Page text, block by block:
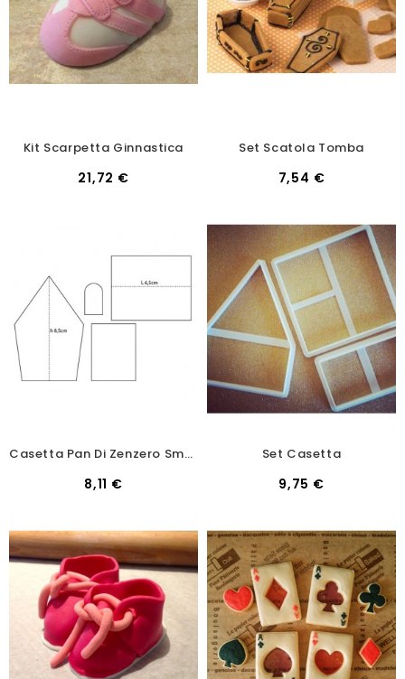
Kit Scarpetta Ginnastica
21,72 €
Set Scatola Tomba
7,54 €
Casetta Pan Di Zenzero Small
8,11 €
Set Casetta
9,75 €